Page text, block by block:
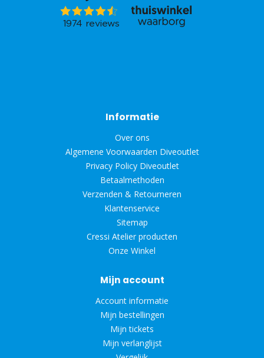
Informatie
Over ons
Algemene Voorwaarden Diveoutlet
Privacy Policy Diveoutlet
Betaalmethoden
Verzenden & Retourneren
Klantenservice
Sitemap
Cressi Atelier producten
Onze Winkel
Mijn account
Account informatie
Mijn bestellingen
Mijn tickets
Mijn verlanglijst